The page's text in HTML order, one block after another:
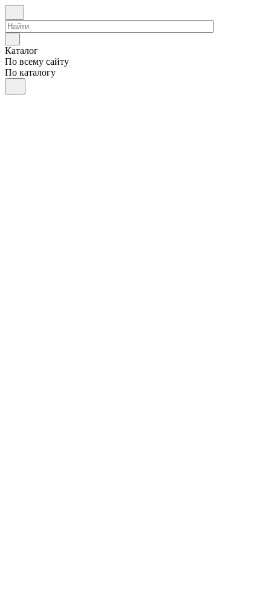
Каталог
По всему сайту
По каталогу